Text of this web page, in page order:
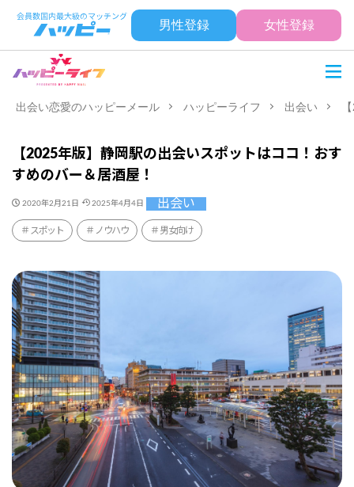
男性登録 女性登録
出会い恋愛のハッピーメール ハッピーライフ 出会い
【2025年版】静岡駅の出会いスポットはココ！おす
すめのバー＆居酒屋！
2020年2月21日 2025年4月4日 出会い
スポット ノウハウ 男女向け